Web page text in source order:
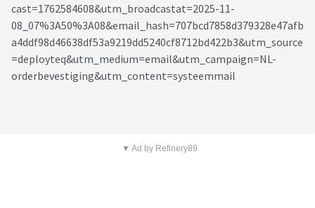
▼ Ad by Refinery89